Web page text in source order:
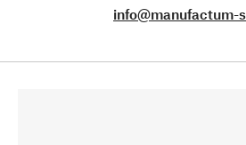
info@manufactum-